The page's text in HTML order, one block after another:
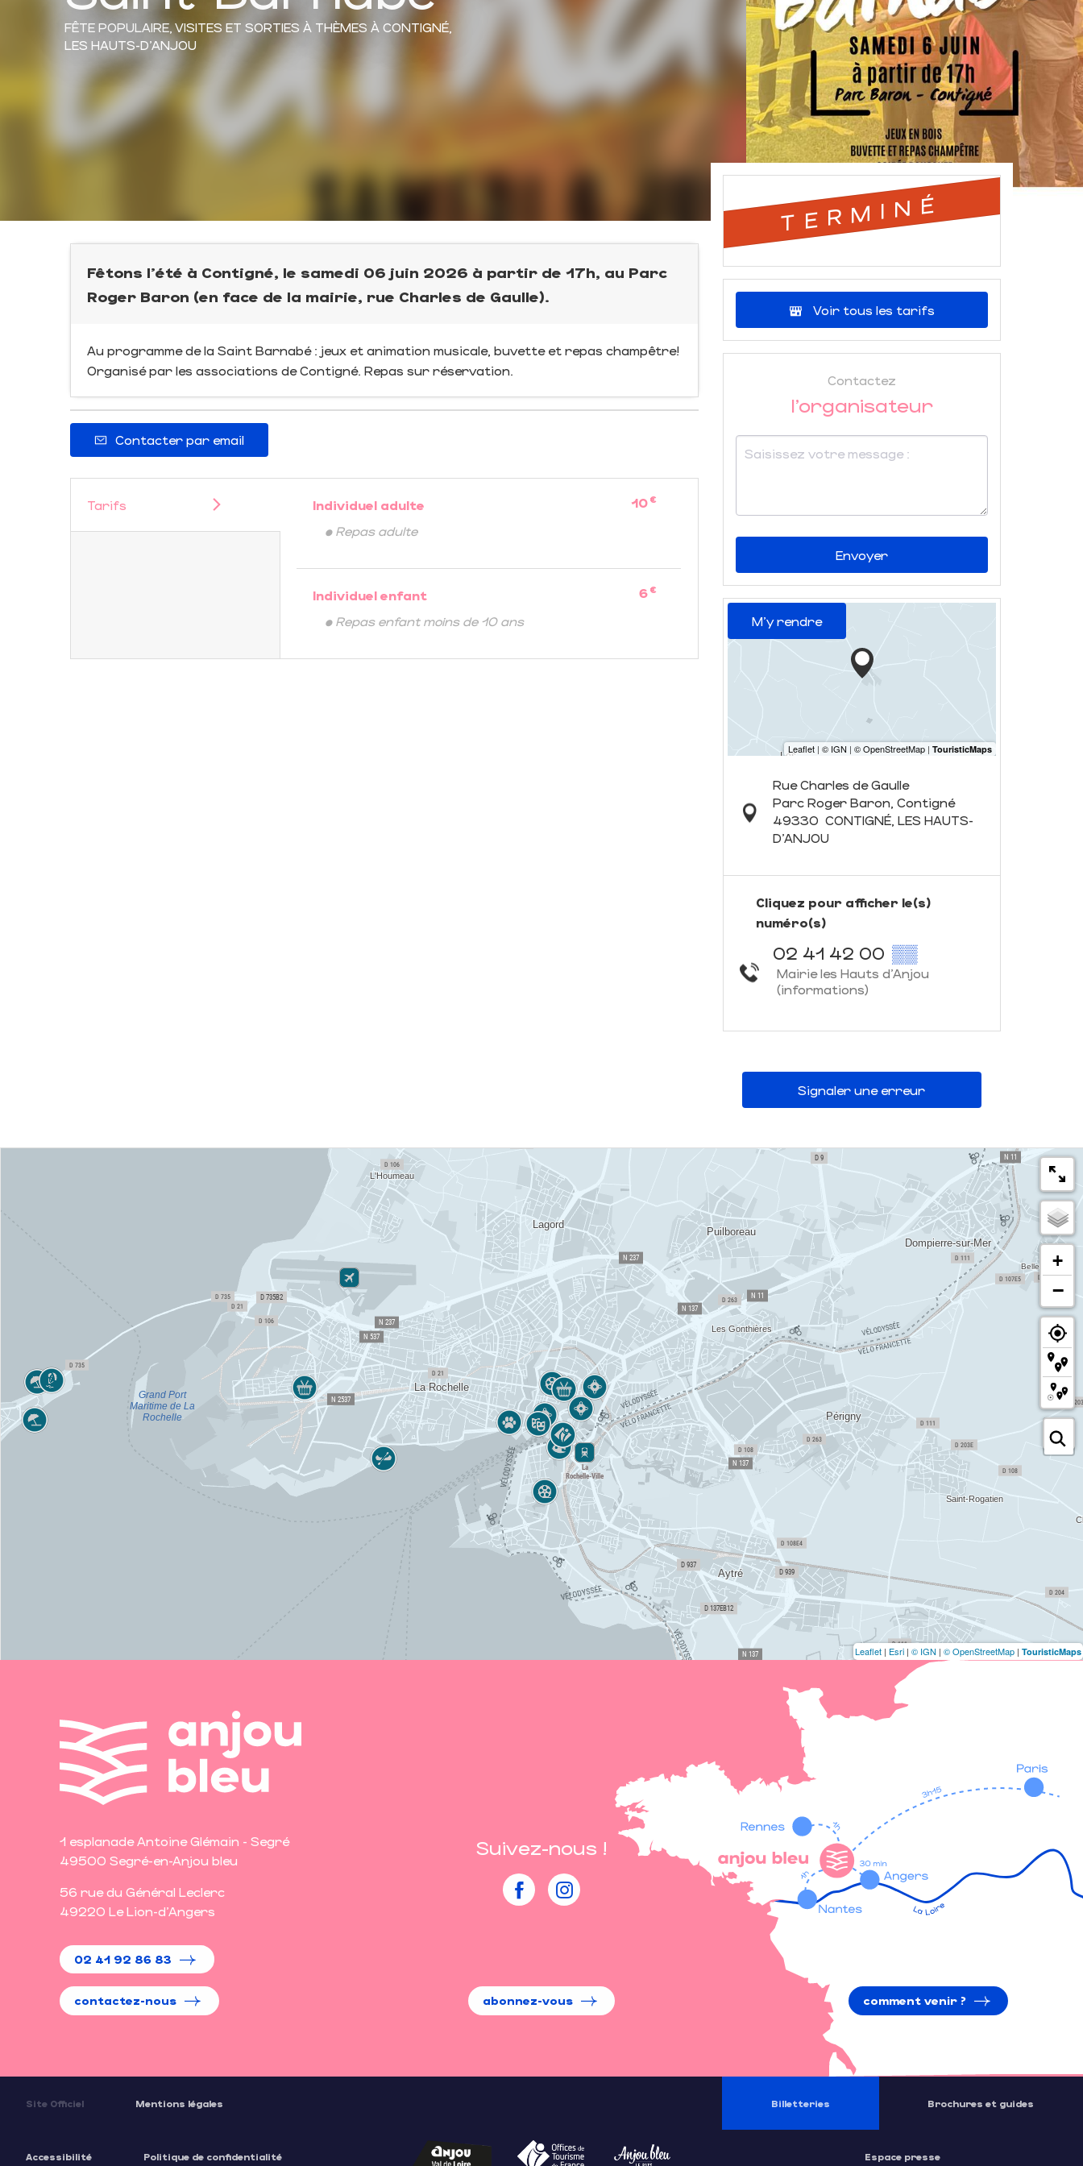
FÊTE POPULAIRE,VISITES ET SORTIES À THÈMES À CONTIGNÉ,
LES HAUTS-D'ANJOU
Fêtons l'été à Contigné, le samedi 06 juin 2026 à partir de 17h, au Parc
Roger Baron (en face de la mairie, rue Charles de Gaulle).
Au programme de la Saint Barnabé : jeux et animation musicale, buvette et repas champêtre!
Organisé par les associations de Contigné. Repas sur réservation.
Contacter par email
Tarifs Individuel adulte 10 €
• Repas adulte
Individuel enfant 6 €
• Repas enfant moins de 10 ans
TERMINÉ
Voir tous les tarifs
Contactez
l'organisateur
Envoyer
M'y rendre
Rue Charles de Gaulle
Parc Roger Baron, Contigné
49330 CONTIGNÉ, LES HAUTS-
D'ANJOU
Cliquez pour afficher le(s)
numéro(s)
02 41 42 00 ▒▒
Mairie les Hauts d'Anjou
(informations)
Signaler une erreur
+
−
Leaflet | Esri | © IGN | © OpenStreetMap | TouristicMaps
1 esplanade Antoine Glémain - Segré
49500 Segré-en-Anjou bleu
56 rue du Général Leclerc
49220 Le Lion-d'Angers
02 41 92 86 83
contactez-nous
Suivez-nous !
abonnez-vous comment venir ?
Site Officiel Mentions légales
Accessibilité Politique de confidentialité
Billetteries Brochures et guides
Espace presse